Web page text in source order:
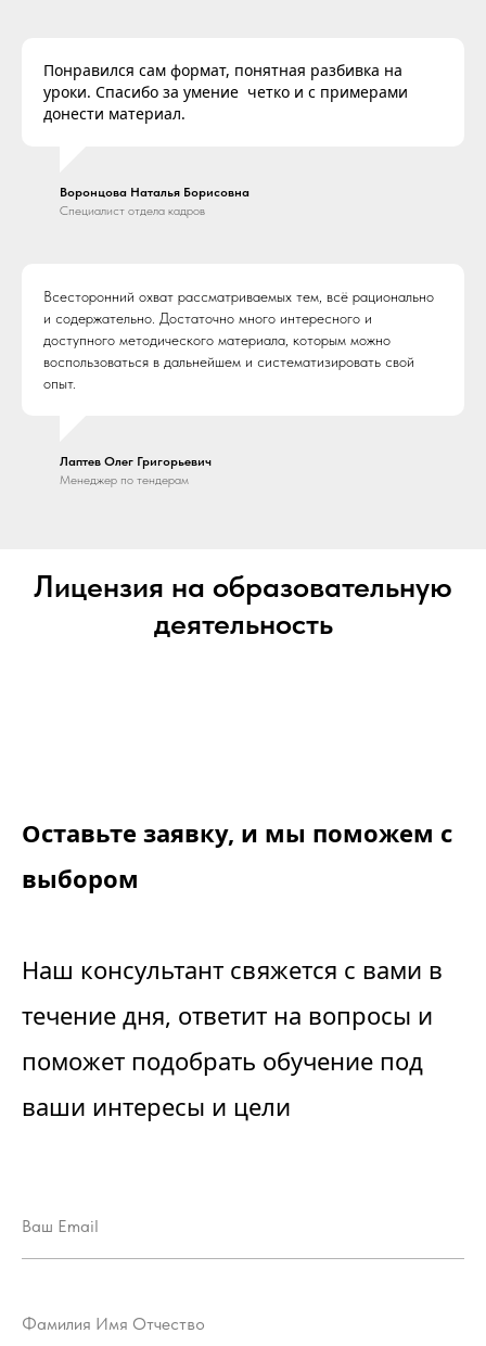
Понравился сам формат, понятная разбивка на
уроки. Спасибо за умение четко и с примерами
донести материал.
Воронцова Наталья Борисовна
Специалист отдела кадров
Всесторонний охват рассматриваемых тем, всё рационально
и содержательно. Достаточно много интересного и
доступного методического материала, которым можно
воспользоваться в дальнейшем и систематизировать свой
опыт.
Лаптев Олег Григорьевич
Менеджер по тендерам
Лицензия на образовательную
деятельность
Оставьте заявку, и мы поможем с
выбором
Наш консультант свяжется с вами в
течение дня, ответит на вопросы и
поможет подобрать обучение под
ваши интересы и цели